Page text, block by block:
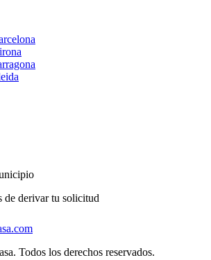
de derivar tu solicitud
Todos los derechos reservados.